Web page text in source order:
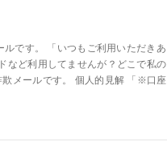
ルです。 「いつもご利用いただきあ
など利用してませんが？どこで私の
欺メールです。 個人的見解 「※口座